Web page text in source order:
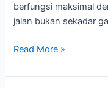
berfungsi maksimal
jalan bukan sekadar
Marka
dan
Read More »